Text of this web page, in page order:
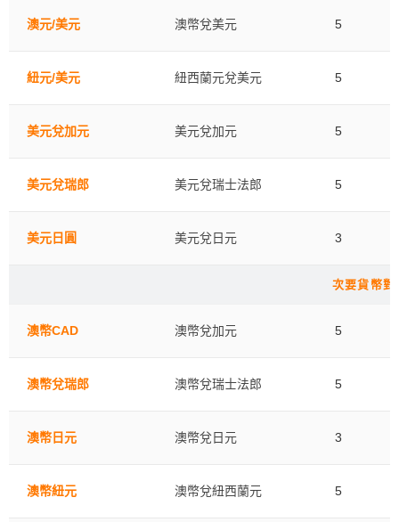
澳元/美元 澳幣兌美元 5
紐元/美元 紐西蘭元兌美元 5
美元兌加元 美元兌加元 5
美元兌瑞郎 美元兌瑞士法郎 5
美元日圓 美元兌日元 3
​次要貨幣對​
澳幣CAD 澳幣兌加元 5
澳幣兌瑞郎 澳幣兌瑞士法郎 5
澳幣日元 澳幣兌日元 3
澳幣紐元 澳幣兌紐西蘭元 5